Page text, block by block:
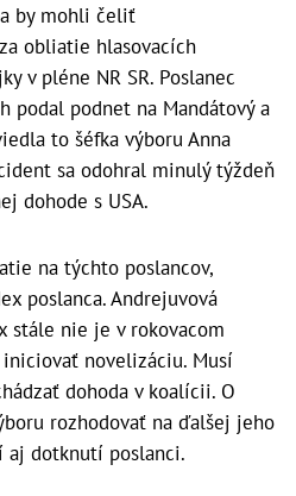
by mohli čeliť
obliatie hlasovacích
v pléne NR SR. Poslanec
podal podnet na Mandátový a
to šéfka výboru Anna
sa odohral minulý týždeň
dohode s USA.
na týchto poslancov,
poslanca. Andrejuvová
stále nie je v rokovacom
iniciovať novelizáciu. Musí
dohoda v koalícii. O
rozhodovať na ďalšej jeho
aj dotknutí poslanci.